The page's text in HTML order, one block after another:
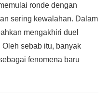
ronde dengan
sering kewalahan. Dalam
mengakhiri duel
sebab itu, banyak
fenomena baru